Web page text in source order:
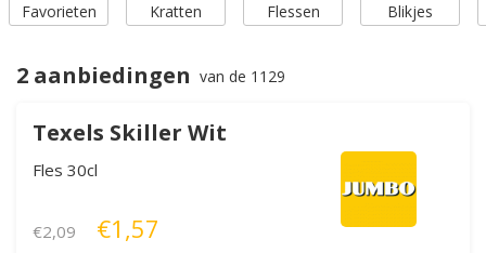
Favorieten Kratten Flessen Blikjes
2 aanbiedingen van de 1129
Texels Skiller Wit
Fles 30cl
€2,09 €1,57